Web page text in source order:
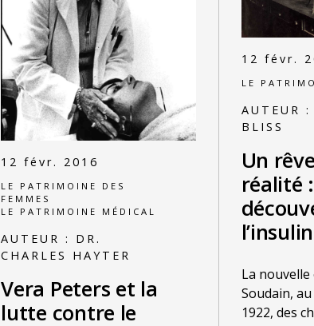
12 févr. 2016
LE PATRIMOINE DES
FEMMES
LE PATRIMOINE MÉDICAL
AUTEUR : DR.
CHARLES HAYTER
Vera Peters et la
lutte contre le
12 févr.
LE
AUTEUR :
BLISS
Un
réalité
La
Soudain,
1922, des